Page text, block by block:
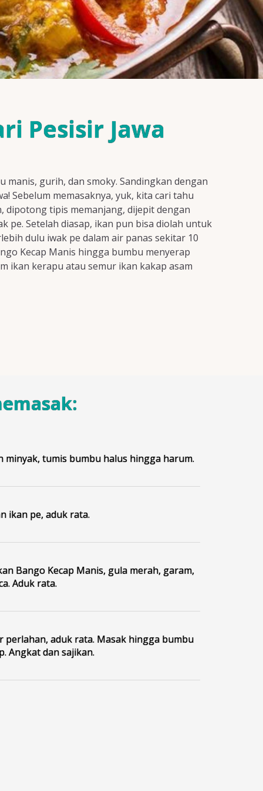
Pesisir Jawa
gurih, dan smoky. Sandingkan dengan
Sebelum memasaknya, yuk, kita cari tahu
dipotong tipis memanjang, dijepit dengan
pe. Setelah diasap, ikan pun bisa diolah untuk
dulu iwak pe dalam air panas sekitar 10
Kecap Manis hingga bumbu menyerap
ikan kerapu atau semur ikan kakap asam
minyak, tumis bumbu halus hingga harum.
ikan pe, aduk rata.
Bango Kecap Manis, gula merah, garam,
Aduk rata.
perlahan, aduk rata. Masak hingga bumbu
Angkat dan sajikan.